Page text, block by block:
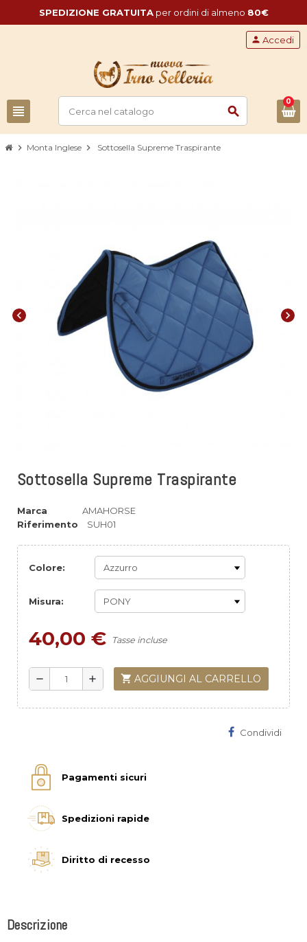
SPEDIZIONE GRATUITAper ordini di almeno 80€
view_headline search
person Accedi
0
chevron_right Monta Inglese chevron_right Sottosella Supreme Traspirante
chevron_left chevron_right
Sottosella Supreme Traspirante
Marca
AMAHORSE
Riferimento
SUH01
Colore:
Misura:
40,00 € Tasse incluse
remove add shopping_cart AGGIUNGI AL CARRELLO
Condividi
Pagamenti sicuri
Spedizioni rapide
Diritto di recesso
Descrizione